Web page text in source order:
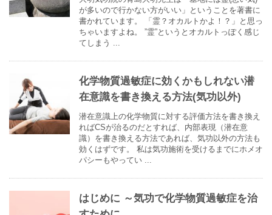
が多いので行かない方がいい」ということを著書に
書かれています。 「霊？オカルトかよ！？」と思っ
ちゃいますよね。 ”霊”というとオカルトっぽく感じ
てしまう ...
化学物質過敏症に効くかもしれない潜
在意識を書き換える方法(気功以外)
潜在意識上の化学物質に対する評価方法を書き換え
ればCSが治るのだとすれば、内部表現（潜在意
識）を書き換える方法であれば、気功以外の方法も
効くはずです。 私は気功施術を受けるまでにホメオ
パシーもやってい ...
はじめに ～気功で化学物質過敏症を治